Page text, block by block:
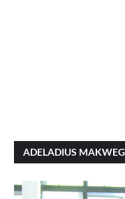
ADELADIUS